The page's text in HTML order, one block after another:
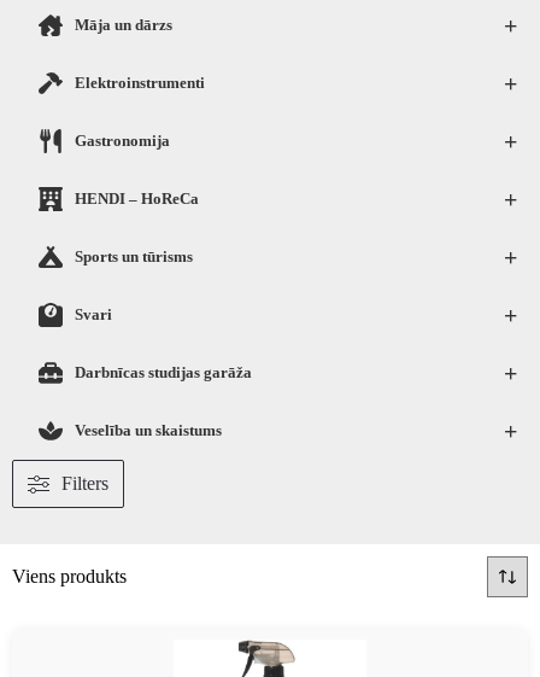
+
Māja un dārzs
+
Elektroinstrumenti
+
Gastronomija
+
HENDI – HoReCa
+
Sports un tūrisms
+
Svari
+
Darbnīcas studijas garāža
+
Veselība un skaistums
Filters
Viens produkts